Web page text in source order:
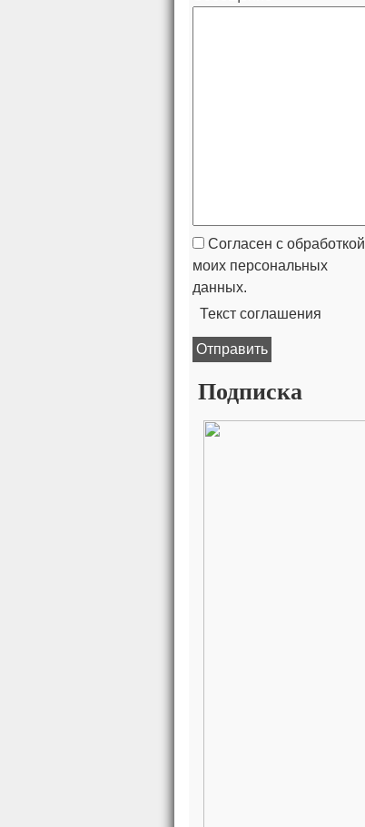
Согласен с обработкой
моих персональных
данных.
Текст соглашения
Подписка